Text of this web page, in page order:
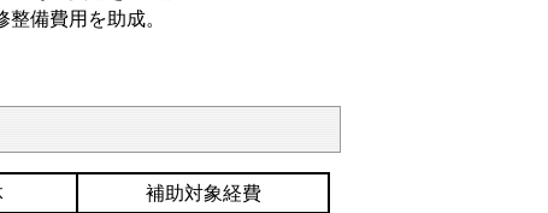
備費用を助成。
補助対象経費